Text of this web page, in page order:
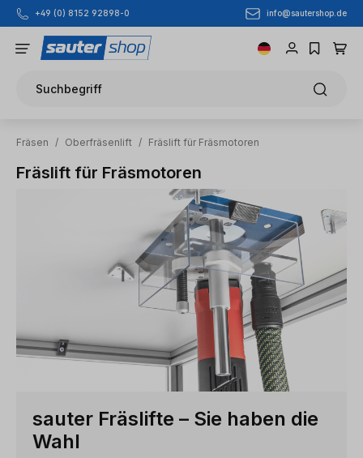
Zum Hauptinhalt springen
+49 (0) 8152 92898-0 info@sautershop.de
Suchbegriff
Fräsen / Oberfräsenlift / Fräslift für Fräsmotoren
Fräslift für Fräsmotoren
sauter Fräslifte – Sie haben die
Wahl